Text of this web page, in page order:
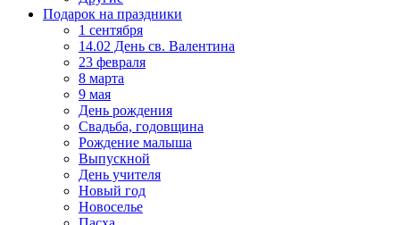
Подарок на праздники
1 сентября
14.02 День св. Валентина
23 февраля
8 марта
9 мая
День рождения
Свадьба, годовщина
Рождение малыша
Выпускной
День учителя
Новый год
Новоселье